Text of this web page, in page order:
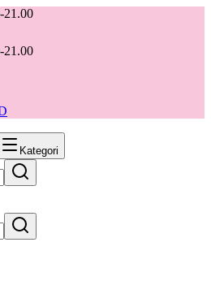
21.00
21.00
Kategori